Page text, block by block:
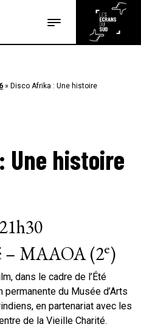
» Disco Afrika : Une histoire
Une histoire
– MAAOA (2e)
dans le cadre de l’Été
du Musée d’Arts
en partenariat avec les
de la Vieille Charité.